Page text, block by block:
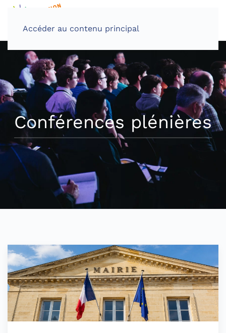
Accéder au contenu principal
Conférences plénières